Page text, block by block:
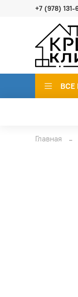
+7 (978) 131-
ВСЕ
Главная